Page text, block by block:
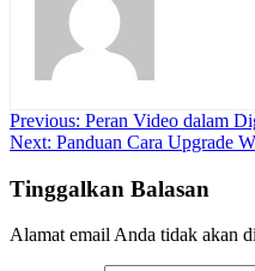
Navigasi
pos
Previous: Peran Video dalam
Next: Panduan Cara Upgrade
Tinggalkan Balasan
Alamat email Anda tidak akan